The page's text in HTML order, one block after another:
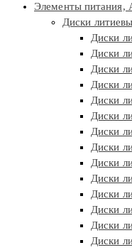
Элементы питания,
Диски
Диски
Диски
Диски
Диски
Диски
Диски
Диски
Диски
Диски
Диски
Диски
Диски
Диски
Диски